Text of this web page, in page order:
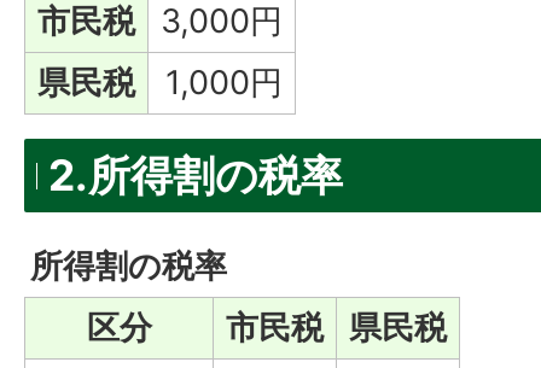
市民税
3,000円
県民税
1,000円
2.所得割の税率
所得割の税率
区分
市民税
県民税